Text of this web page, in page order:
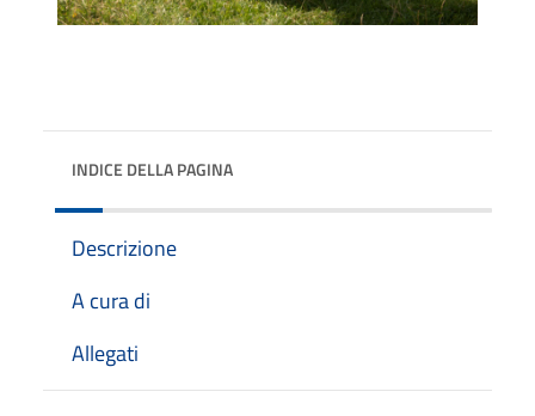
INDICE DELLA PAGINA
Descrizione
A cura di
Allegati